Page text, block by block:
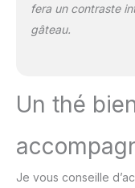
fera un contraste
gâteau.
Un thé
Je vous conseille